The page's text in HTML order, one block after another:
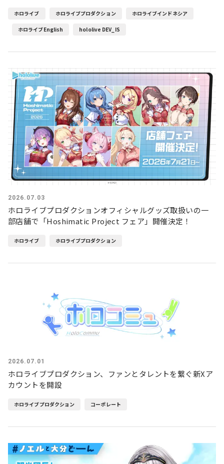
ホロライブ ホロライブプロダクション ホロライブインドネシア
ホロライブEnglish hololive DEV_IS
2026.07.03
ホロライブプロダクションオフィシャルグッズ取扱いの一
部店舗で「Hoshimatic Project フェア」開催決定！
ホロライブ ホロライブプロダクション
2026.07.01
ホロライブプロダクション、ファンとタレントを繋ぐ新Xア
カウントを開設
ホロライブプロダクション コーポレート